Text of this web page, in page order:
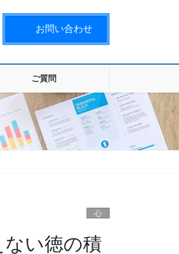
お問い合わせ
ご質問
心
い徳の積